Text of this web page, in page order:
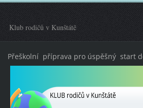
Klub rodičů v Kunštátě
Přeškolní příprava pro úspěšný start